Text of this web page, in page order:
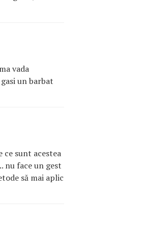
vada
un barbat
ce sunt acestea
nu face un gest
să mai aplic